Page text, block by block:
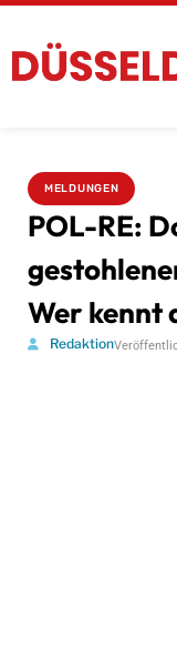
MELDUNGEN
POL-RE:
Wer kennt
Redaktion